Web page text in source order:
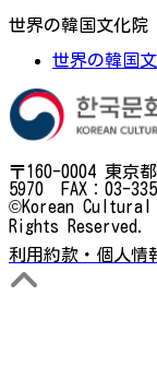
世界の韓国文化院
世界の韓国
〒160-0004 東京
5970 FAX：03-
©Korean Cultural
Rights Reserved.
利用約款・個人情